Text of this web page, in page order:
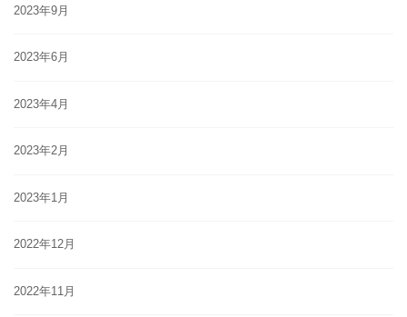
2023年9月
2023年6月
2023年4月
2023年2月
2023年1月
2022年12月
2022年11月